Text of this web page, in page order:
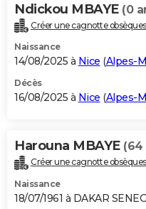
Ndickou MBAYE (0
Créer une cagnotte obsèques
Naissance
14/08/2025 à Nice (Alpes-
Décès
16/08/2025 à Nice (Alpes-
Harouna MBAYE (64
Créer une cagnotte obsèques
Naissance
18/07/1961 à DAKAR